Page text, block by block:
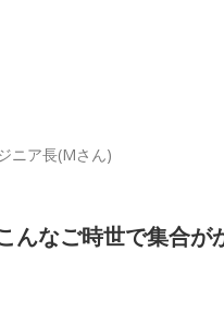
ニア長(Mさん)
んなご時世で集合が